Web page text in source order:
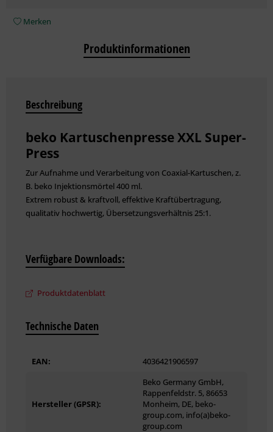
Merken
Produktinformationen
Beschreibung
beko Kartuschenpresse XXL Super-
Press
Zur Aufnahme und Verarbeitung von Coaxial-Kartuschen, z.
B. beko Injektionsmörtel 400 ml.
Extrem robust & kraftvoll, effektive Kraftübertragung,
qualitativ hochwertig, Übersetzungsverhältnis 25:1.
Verfügbare Downloads:
Produktdatenblatt
Technische Daten
EAN: 4036421906597
Hersteller (GPSR):
Beko Germany GmbH,
Rappenfeldstr. 5, 86653
Monheim, DE, beko-
group.com, info(a)beko-
group.com